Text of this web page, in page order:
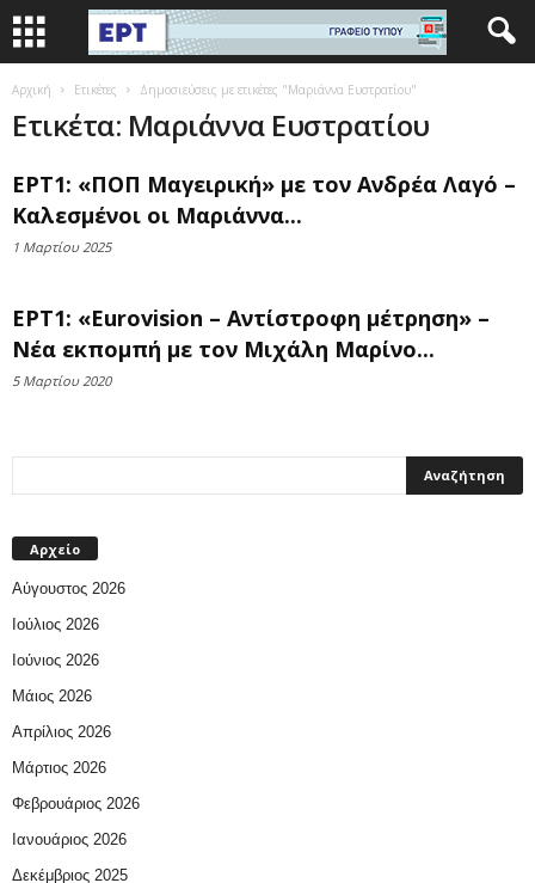
Αρχική Ετικέτες Δημοσιεύσεις με ετικέτες "Μαριάννα Ευστρατίου"
Ετικέτα: Μαριάννα Ευστρατίου
ΕΡΤ1: «ΠΟΠ Μαγειρική» με τον Ανδρέα Λαγό –
Καλεσμένοι οι Μαριάννα...
1 Μαρτίου 2025
ΕΡΤ1: «Eurovision – Αντίστροφη μέτρηση» –
Νέα εκπομπή με τον Μιχάλη Μαρίνο...
5 Μαρτίου 2020
Αρχείο
Αύγουστος 2026
Ιούλιος 2026
Ιούνιος 2026
Μάιος 2026
Απρίλιος 2026
Μάρτιος 2026
Φεβρουάριος 2026
Ιανουάριος 2026
Δεκέμβριος 2025